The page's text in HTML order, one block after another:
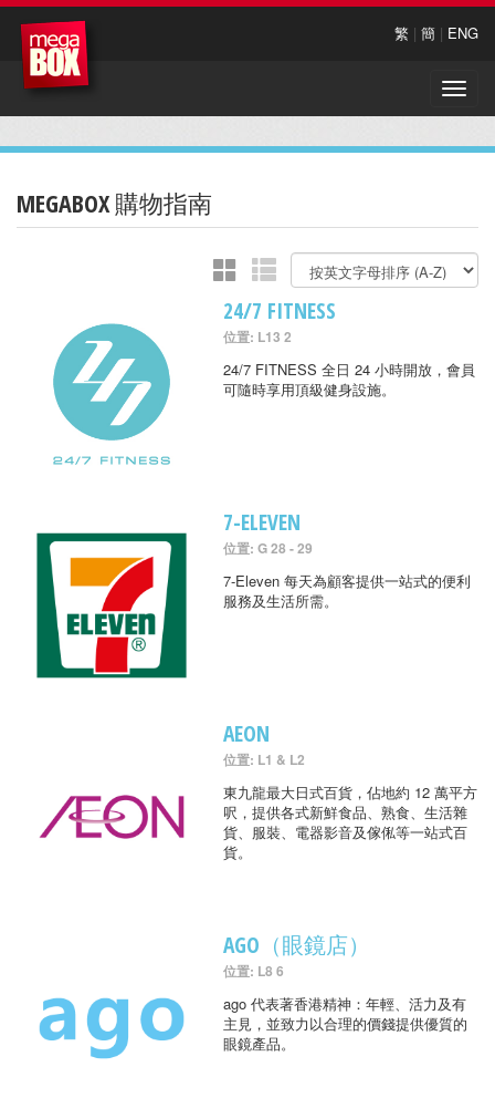
繁 | 簡 | ENG
Toggle
MEGABOX 購物指南
24/7 FITNESS
位置: L13 2
24/7 FITNESS 全日 24 小時開放，會員
可隨時享用頂級健身設施。
7-ELEVEN
位置: G 28 - 29
7-Eleven 每天為顧客提供一站式的便利
服務及生活所需。
AEON
位置: L1 & L2
東九龍最大日式百貨，佔地約 12 萬平方
呎，提供各式新鮮食品、熟食、生活雜
貨、服裝、電器影音及傢俬等一站式百
貨。
AGO（眼鏡店）
位置: L8 6
ago 代表著香港精神：年輕、活力及有
主見，並致力以合理的價錢提供優質的
眼鏡產品。